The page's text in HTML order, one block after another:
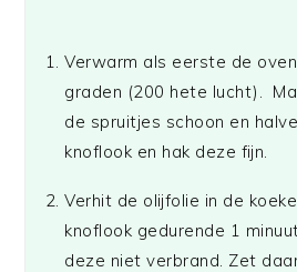
Verwarm als eerste de
graden (200 hete lucht).
de spruitjes schoon en
knoflook en hak deze fijn.
Verhit de olijfolie in de
knoflook gedurende 1
deze niet verbrand. Zet